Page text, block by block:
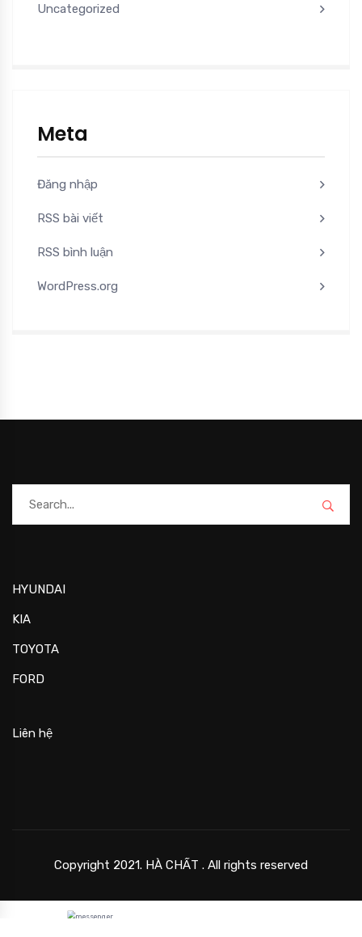
Uncategorized
Meta
Đăng nhập
RSS bài viết
RSS bình luận
WordPress.org
HYUNDAI
KIA
TOYOTA
FORD
Liên hệ
Copyright 2021. HÀ CHẤT . All rights reserved